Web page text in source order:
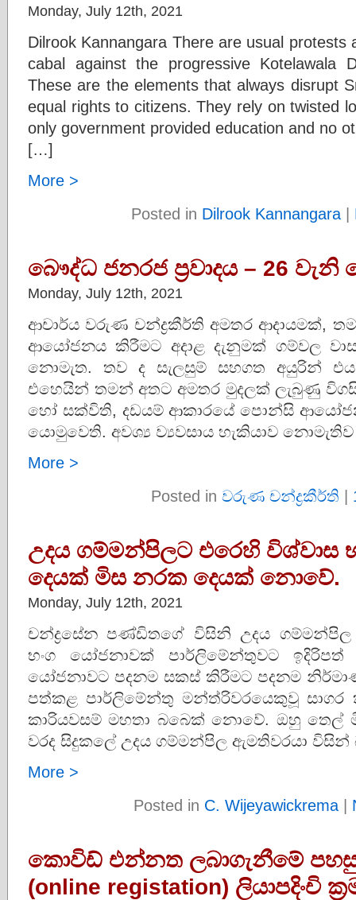
Monday, July 12th, 2021
Dilrook Kannangara There are usual protests
cabal against the progressive Kotelawala
These are the elements that always disrupt
equal rights to citizens. They rely on twisted
only government provided education and no
[…]
More >
Posted in Dilrook Kannangara|
බෞද්ධ ජනරජ ප්‍රවාදය – 26
Monday, July 12th, 2021
ආචාර්ය වරුණ චන්ද්‍රකීර්ති අමතර ආදායමක්,
ආයෝජනය කිරීමට අදාළ දැනුමක් ගම්වල
නොමැත. තව ද සැලසුම් සහගත අයුරින්
එහෙයින් තමන් අතට අමතර මුදලක් ලැබුණු
හෝ සක්විති, දඩයම් ආකාරයේ පොන්සි
යොමුවෙති. අවශ්‍ය ව්‍යවසාය හැකියාව
More >
Posted in වරුණ චන්ද්‍රකීර්ති |
උදය ගම්මන්පිලට එරෙහි විශ්වාස
දෙයක් මිස නරක දෙයක් නොවේ.
Monday, July 12th, 2021
චන්ද්‍රසේන පණ්ඩිතගේ විසිනි උදය ගම්මන්පිල
භංග යෝජනාවක් පාර්ලිමේන්තුවට
යෝජනාවට පදනම සකස් කිරීමට පදනම
පත්කළ පාර්ලිමේන්තු මන්ත්රිවරයෙකුවූ සාගර
කාරියවසම් මහතා බබෙක් නොවේ. ඔහු තෙල්
වරද සිදුකලේ උදය ගම්මන්පිල ඇමතිවරයා විසින්
More >
Posted in C. Wijeyawickrema|
කොවිඩ් එන්නත ලබාගැනීමේ
(online registation) ලියාපදිංචි